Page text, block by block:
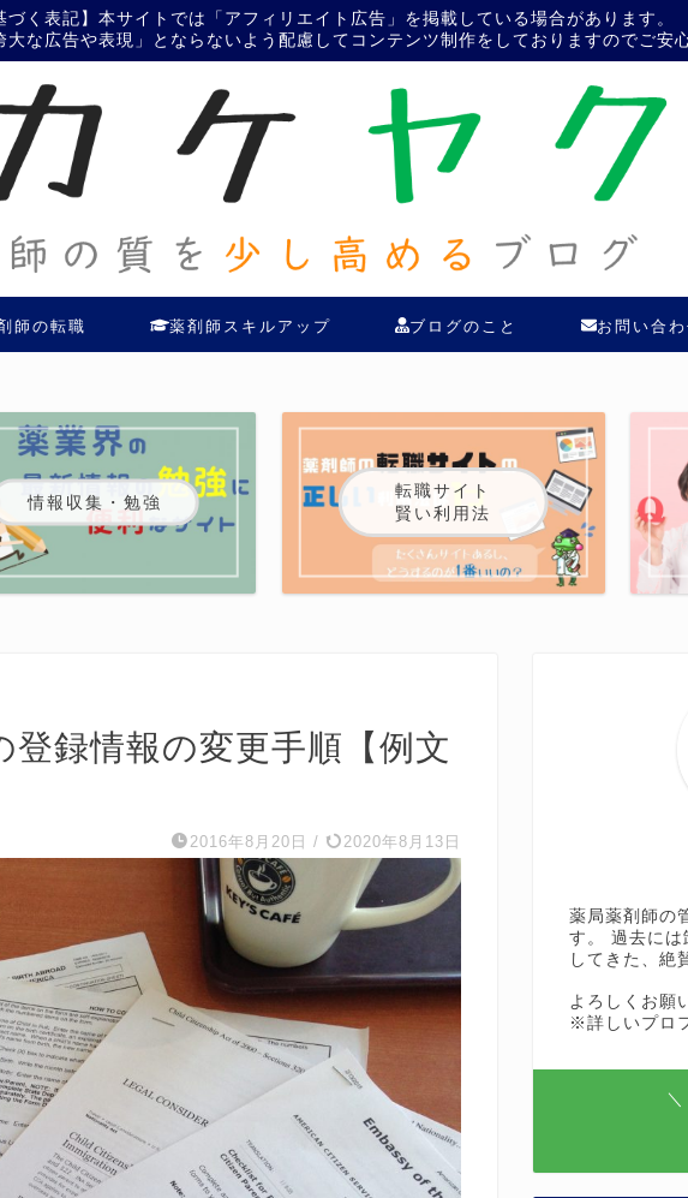
づく表記】本サイトでは「アフィリエイト広告」を掲載している場合があります。
な広告や表現」とならないよう配慮してコンテンツ制作をしておりますのでご安
師の転職 薬剤師スキルアップ ブログのこと お問い合わ
情報収集・勉強
転職サイト
賢い利用法
録情報の変更手順【例文
2016年8月20日 / 2020年8月13日
薬局薬剤師の
す。 過去には
してきた、絶
よろしくお願
※詳しいプロ